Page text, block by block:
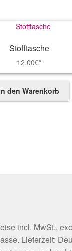
Stofftasche
12,00€*
In den Warenkorb
incl. MwSt.,
Lieferzeit: